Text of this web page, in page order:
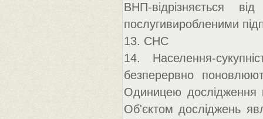
ВНП-
послугивиробленими
13. СНС
14. Населення-
безперервно
Одиницею
Об'єктом досліджень